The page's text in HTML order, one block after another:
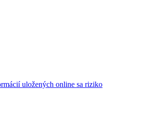
uložených online sa riziko